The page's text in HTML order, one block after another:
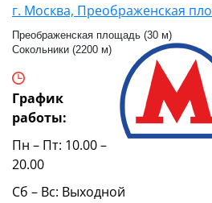
г. Москва, Преображенская
Преображенская площадь (30 м)
Сокольники (2200 м)
График
работы:
Пн – Пт: 10.00 –
20.00
Сб – Вс: Выходной